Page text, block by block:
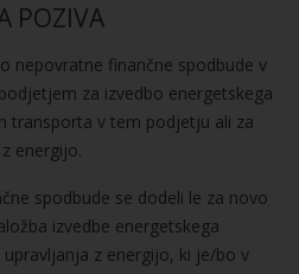
POZIVA
nepovratne finančne spodbude v
za izvedbo energetskega
transporta v tem podjetju ali za
energijo.
spodbude se dodeli le za novo
izvedbe energetskega
z energijo, ki je/bo v